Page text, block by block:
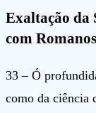
Exaltação da
com
33 – Ó
como da ciência